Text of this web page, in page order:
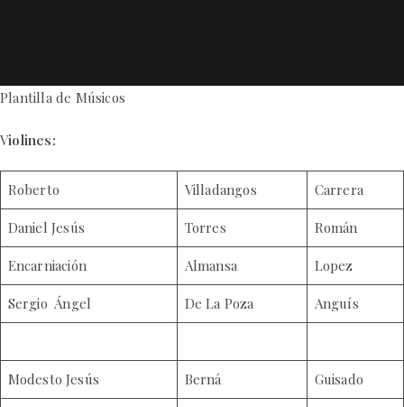
Plantilla de Músicos
Violines:
Roberto Villadangos Carrera
Daniel Jesús Torres Román
Encarniación Almansa Lopez
Sergio Ángel De La Poza Anguís
Modesto Jesús Berná Guisado